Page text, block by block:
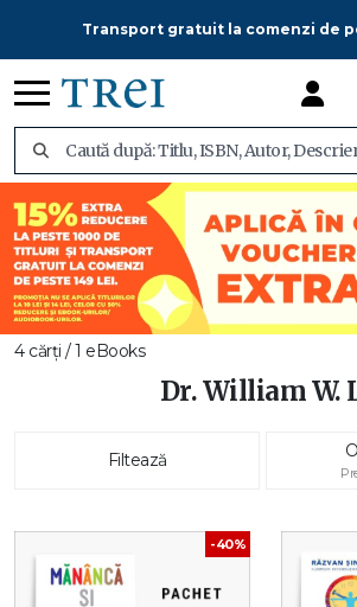
Transport gratuit la comenzi de
4 cărți / 1 eBooks
Dr. William W.
Filtează
-40%